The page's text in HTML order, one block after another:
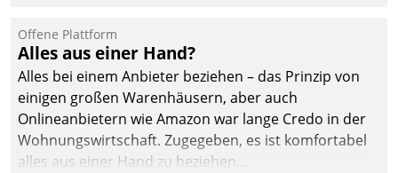
Offene Plattform
Alles aus einer Hand?
Alles bei einem Anbieter beziehen – das Prinzip von
einigen großen Warenhäusern, aber auch
Onlineanbietern wie Amazon war lange Credo in der
Wohnungswirtschaft. Zugegeben, es ist komfortabel
alles aus einer Hand zu beziehen...